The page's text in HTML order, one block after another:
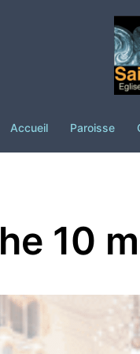
Accueil Paroisse
10